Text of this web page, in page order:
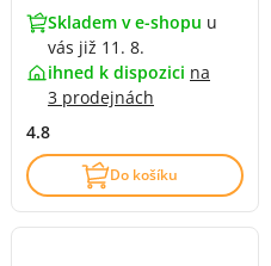
Skladem v e-shopu u
vás již 11. 8.
ihned k dispozici na
3 prodejnách
4.8
Do košíku